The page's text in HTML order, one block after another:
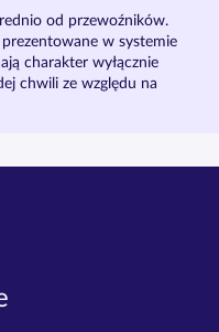
od przewoźników.
prezentowane w systemie
charakter wyłącznie
chwili ze względu na